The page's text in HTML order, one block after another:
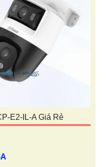
E2-IL-A Giá Rẻ